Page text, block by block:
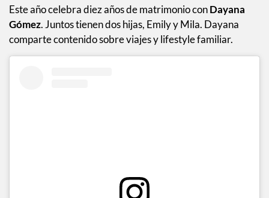
Este año celebra diez años de matrimonio conDayana
Gómez. Juntos tienen dos hijas, Emily y Mila. Dayana
comparte contenido sobre viajes y lifestyle familiar.